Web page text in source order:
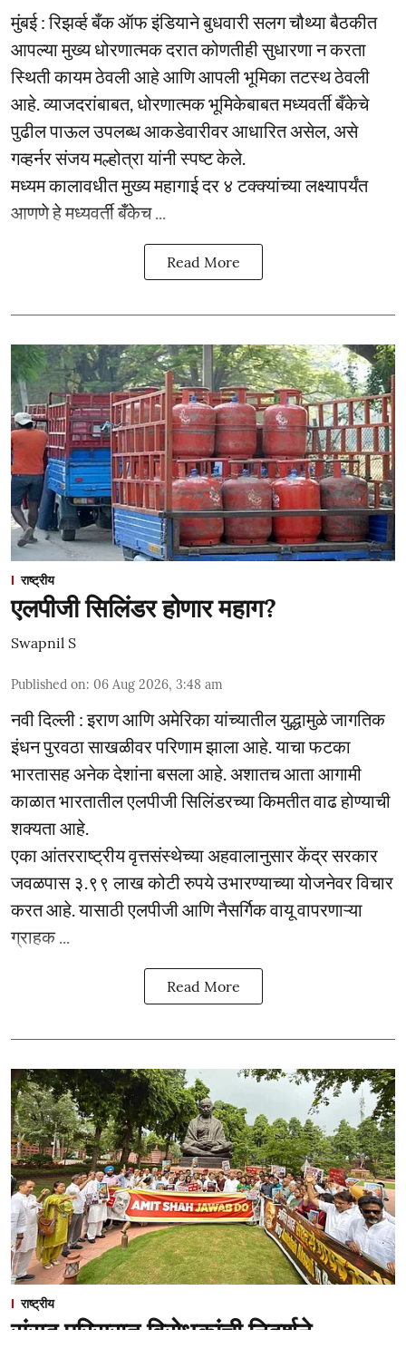
मुंबई : रिझर्व्ह बँक ऑफ इंडियाने बुधवारी सलग चौथ्या बैठकीत
आपल्या मुख्य धोरणात्मक दरात कोणतीही सुधारणा न करता
स्थिती कायम ठेवली आहे आणि आपली भूमिका तटस्थ ठेवली
आहे. व्याजदरांबाबत, धोरणात्मक भूमिकेबाबत मध्यवर्ती बँकेचे
पुढील पाऊल उपलब्ध आकडेवारीवर आधारित असेल, असे
गव्हर्नर संजय मल्होत्रा यांनी स्पष्ट केले.
मध्यम कालावधीत मुख्य महागाई दर ४ टक्क्यांच्या लक्ष्यापर्यंत
आणणे हे मध्यवर्ती बँकेच ...
Read More
राष्ट्रीय
एलपीजी सिलिंडर होणार महाग?
Swapnil S
Published on: 06 Aug 2026, 3:48 am
नवी दिल्ली : इराण आणि अमेरिका यांच्यातील युद्धामुळे जागतिक
इंधन पुरवठा साखळीवर परिणाम झाला आहे. याचा फटका
भारतासह अनेक देशांना बसला आहे. अशातच आता आगामी
काळात भारतातील एलपीजी सिलिंडरच्या किमतीत वाढ होण्याची
शक्यता आहे.
एका आंतरराष्ट्रीय वृत्तसंस्थेच्या अहवालानुसार केंद्र सरकार
जवळपास ३.९९ लाख कोटी रुपये उभारण्याच्या योजनेवर विचार
करत आहे. यासाठी एलपीजी आणि नैसर्गिक वायू वापरणाऱ्या
ग्राहक ...
Read More
राष्ट्रीय
संसद परिसरात विरोधकांची निदर्शने